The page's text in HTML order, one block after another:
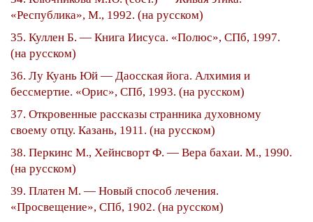
«Республика», М., 1992. (на русском)
35. Куллен Б. — Книга Иисуса. «Полюс», СПб, 1997.
(на русском)
36. Лу Куань Юй — Даосская йога. Алхимия и
бессмертие. «Орис», СПб, 1993. (на русском)
37. Откровенные рассказы странника духовному
своему отцу. Казань, 1911. (на русском)
38. Перкинс М., Хейнсворт Ф. — Вера бахаи. М., 1990.
(на русском)
39. Платен М. — Новый способ лечения.
«Просвещение», СПб, 1902. (на русском)